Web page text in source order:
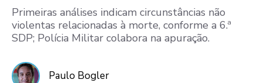
Primeiras análises indicam circunstâncias não
violentas relacionadas à morte, conforme a 6.ª
SDP; Polícia Militar colabora na apuração.
Paulo Bogler